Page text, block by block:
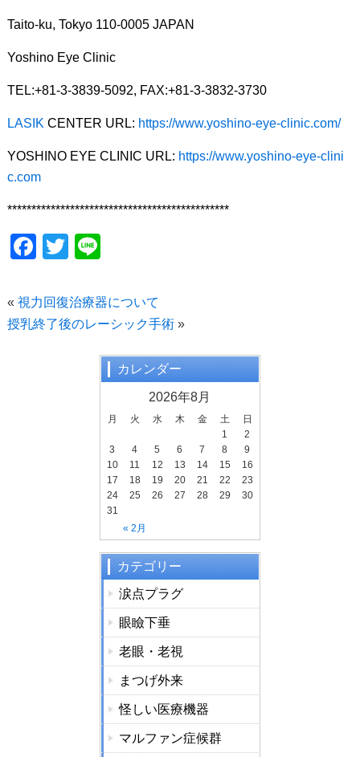
Taito-ku, Tokyo 110-0005 JAPAN
Yoshino Eye Clinic
TEL:+81-3-3839-5092, FAX:+81-3-3832-3730
LASIK CENTER URL: https://www.yoshino-eye-clinic.com/
YOSHINO EYE CLINIC URL: https://www.yoshino-eye-clini
c.com
**********************************************
F
c
e
T
tt
er
e
« 視力回復治療器について
授乳終了後のレーシック手術»
カレンダー
2026年8月
月 火 水 木 金 土 日
« 2月
1
2
3
4 5 6 7 8
9
10
11 12 13 14 15
16
17
18 19 20 21 22
23
24
25 26 27 28 29
30
31
カテゴリー
涙点プラグ
眼瞼下垂
老眼・老視
まつげ外来
怪しい医療機器
マルファン症候群